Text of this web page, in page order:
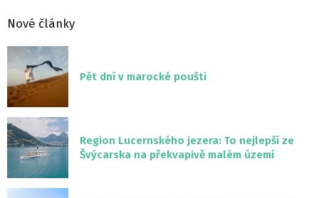
Nové články
Pět dní v marocké poušti
Region Lucernského jezera: To nejlepší ze
Švýcarska na překvapivě malém území